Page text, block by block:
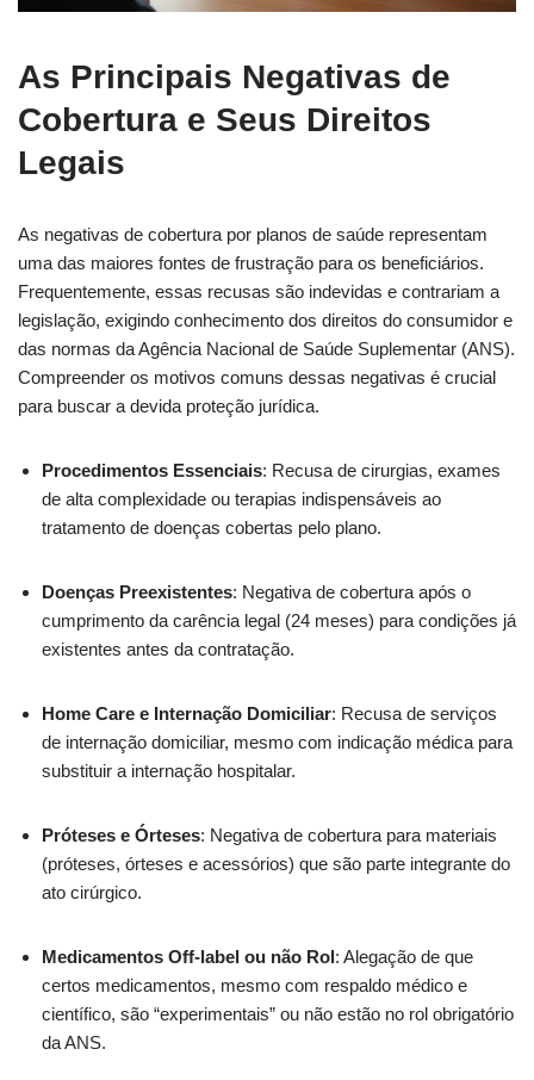
As Principais Negativas de
Cobertura e Seus Direitos
Legais
As negativas de cobertura por planos de saúde representam
uma das maiores fontes de frustração para os beneficiários.
Frequentemente, essas recusas são indevidas e contrariam a
legislação, exigindo conhecimento dos direitos do consumidor e
das normas da Agência Nacional de Saúde Suplementar (ANS).
Compreender os motivos comuns dessas negativas é crucial
para buscar a devida proteção jurídica.
Procedimentos Essenciais: Recusa de cirurgias, exames
de alta complexidade ou terapias indispensáveis ao
tratamento de doenças cobertas pelo plano.
Doenças Preexistentes: Negativa de cobertura após o
cumprimento da carência legal (24 meses) para condições já
existentes antes da contratação.
Home Care e Internação Domiciliar: Recusa de serviços
de internação domiciliar, mesmo com indicação médica para
substituir a internação hospitalar.
Próteses e Órteses: Negativa de cobertura para materiais
(próteses, órteses e acessórios) que são parte integrante do
ato cirúrgico.
Medicamentos Off-label ou não Rol: Alegação de que
certos medicamentos, mesmo com respaldo médico e
científico, são “experimentais” ou não estão no rol obrigatório
da ANS.